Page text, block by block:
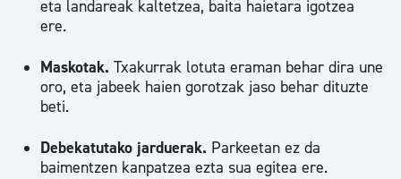
eta landareak kaltetzea, baita haietara igotzea
ere.
Maskotak. Txakurrak lotuta eraman behar dira une
oro, eta jabeek haien gorotzak jaso behar dituzte
beti.
Debekatutako jarduerak. Parkeetan ez da
baimentzen kanpatzea ezta sua egitea ere.